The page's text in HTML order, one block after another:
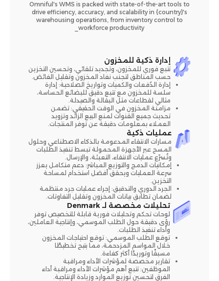
Omniful's WMS is packed with state-of-the-art tools to
drive efficiency, accuracy, and scalability in {country}'s
warehousing operations, from inventory control to
workforce productivity_
إدارة ذكية للمخزون
تتبع فوري للمخزون، وتجديد تلقائي، وتحسين التخزين
حسب المناطق لتجنب نفاد المخزون وتقليل الفائض.
إدارة الدُفعات والكميات وتواريخ الصلاحية: إدارة
سلسة للمخزون مع تتبع دقيق للبضائع الحساسة،
مثالي لقطاعات مثل البقالة والصيدلة.
مزامنة المخزون في الوقت الحقيقي: تضمن
تحديث جميع القنوات لمنع البيع الزائد وتزويد
العملاء بمعلومات دقيقة عن توفر المنتجات.
عمليات ذكية
مسارات الانتقاء المدعومة بالذكاء الاصطناعي وحلول
المسح عبر الأجهزة المحمولة تبسط تنفيذ الطلبات
وتُسرّع عمليات الانتقاء، التعبئة، والإرسال.
إمكانيات الدمج والتوزيع المباشر: دعم متكامل يعزز
سرعة العمليات ويحقق أفضل استخدام لمساحة
التخزين.
الجرد الدوري والتدقيق: إجراء عمليات جرد منتظمة
لضمان تطابق بيانات المخزون وتقليل التفاوتات.
تحليلات مخصصة لـ Denmark
لوحات تحكم وتحليلات فورية قابلة للتخصيص توفر
رؤى دقيقة حول الطلب الموسمي، وإنتاجية العاملين،
وأداء تنفيذ الطلبات.
توقع الطلب الموسمي: توقع احتياجات المخزون
خلال المواسم المزدحمة، مما يتيح تخطيطًا
مسبقًا وتوريدًا أكثر كفاءة.
تقارير مخصصة لمؤشرات الأداء ومراقبة
الموظفين: تتبع أهم مؤشرات الأداء ومراقبة أداء
الفرق لتحسين توزيع الموارد وزيادة الإنتاجية.